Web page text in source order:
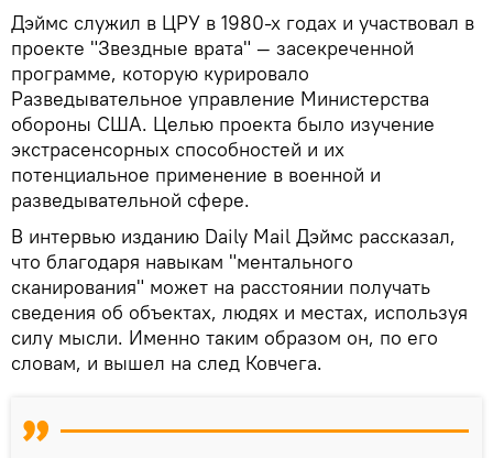
Дэймс служил в ЦРУ в 1980-х годах и участвовал в
проекте "Звездные врата" — засекреченной
программе, которую курировало
Разведывательное управление Министерства
обороны США. Целью проекта было изучение
экстрасенсорных способностей и их
потенциальное применение в военной и
разведывательной сфере.
В интервью изданию Daily Mail Дэймс рассказал,
что благодаря навыкам "ментального
сканирования" может на расстоянии получать
сведения об объектах, людях и местах, используя
силу мысли. Именно таким образом он, по его
словам, и вышел на след Ковчега.